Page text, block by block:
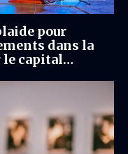
pour
dans la
le capital